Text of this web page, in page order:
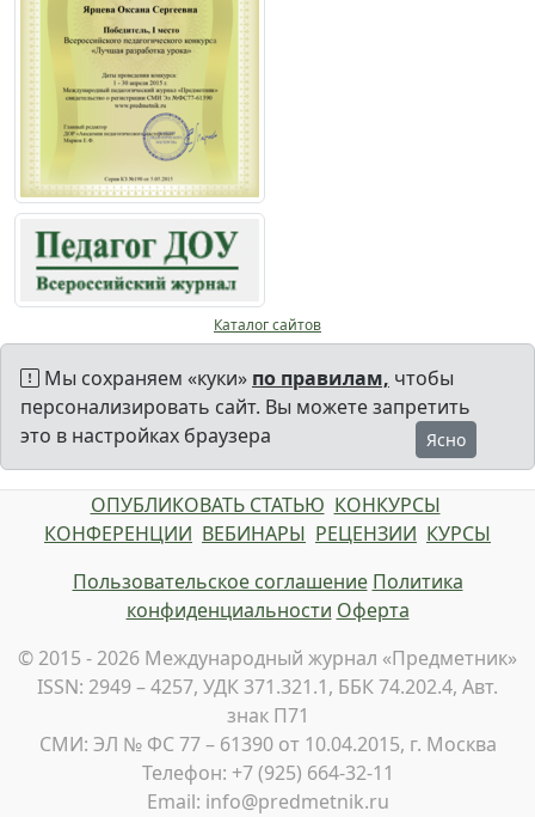
Каталог сайтов
Мы сохраняем «куки» по правилам, чтобы
персонализировать сайт. Вы можете запретить
это в настройках браузера
Ясно
ОПУБЛИКОВАТЬ СТАТЬЮ КОНКУРСЫ
КОНФЕРЕНЦИИ ВЕБИНАРЫ РЕЦЕНЗИИ КУРСЫ
Пользовательское соглашение Политика
конфиденциальности Оферта
© 2015 - 2026 Международный журнал «Предметник»
ISSN: 2949 – 4257, УДК 371.321.1, ББК 74.202.4, Авт.
знак П71
СМИ: ЭЛ № ФС 77 – 61390 от 10.04.2015, г. Москва
Телефон: +7 (925) 664-32-11
Email: info@predmetnik.ru